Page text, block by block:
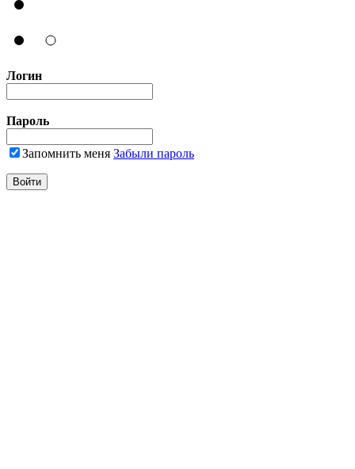
Логин
Пароль
Запомнить меня Забыли пароль